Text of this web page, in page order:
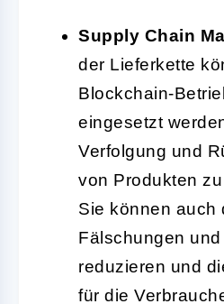
Supply Chain
der Lieferkette
Blockchain-
eingesetzt
Verfolgung und
von Produkten
Sie können auch
Fälschungen
reduzieren und
für die